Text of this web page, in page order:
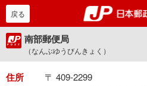
戻る
南部郵便局
（なんぶゆうびんきょく）
住所
〒 409-2299